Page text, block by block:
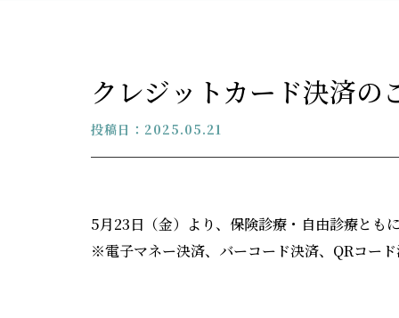
クレジットカード決済の
投稿日：2025.05.21
5月23日（金）より、保険診療・自由診療とも
※電子マネー決済、バーコード決済、QRコード